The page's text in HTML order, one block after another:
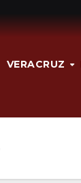
VERACRUZ